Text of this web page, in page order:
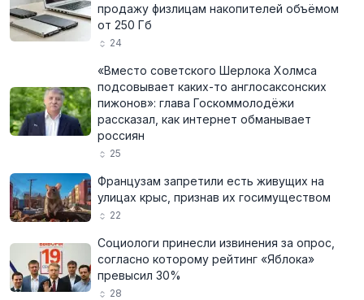
продажу физлицам накопителей объёмом
от 250 Гб
24
«Вместо советского Шерлока Холмса
подсовывает каких-то англосаксонских
пижонов»: глава Госкоммолодёжи
рассказал, как интернет обманывает
россиян
25
Французам запретили есть живущих на
улицах крыс, признав их госимуществом
22
Социологи принесли извинения за опрос,
согласно которому рейтинг «Яблока»
превысил 30%
28